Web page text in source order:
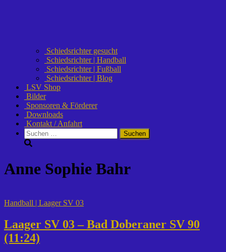
Schiedsrichter gesucht
Schiedsrichter | Handball
Schiedsrichter | Fußball
Schiedsrichter | Blog
LSV Shop
Bilder
Sponsoren & Förderer
Downloads
Kontakt / Anfahrt
Suchen
nach:
Anne Sophie Bahr
Handball | Laager SV 03
Laager SV 03 – Bad Doberaner SV 90
(11:24)